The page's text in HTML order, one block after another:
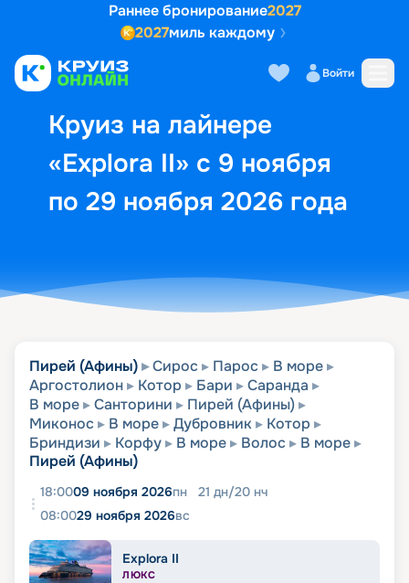
Раннее бронирование2027
2027миль каждому
Войти
Круиз на лайнере
«Explora II» с 9 ноября
по 29 ноября 2026 года
Выбор кают Маршрут и
Пирей (Афины) Сирос Парос
В море
Аргостолион
Котор Бари
Саранда
В море
Санторини
Пирей (Афины)
Миконос
В море Дубровник
Котор
Бриндизи
Корфу В море Волос
В море
Пирей (Афины)
18:0009 ноября 2026пн 21 дн/20 нч
08:0029 ноября 2026вс
Explora II
ЛЮКС